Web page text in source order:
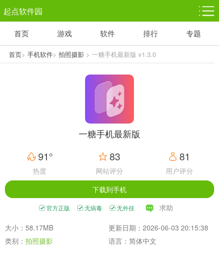
起点软件园
塔防游戏
1千+款游戏
休闲益智
1万+款游戏
体育竞技
5百+款游戏
赛车竞速
3百+款游戏
首页 游戏 软件 排行 专题
首页> 手机软件> 拍照摄影 > 一糖手机最新版 v1.3.0
一糖手机最新版
91°
热度
83
网站评分
81
用户评分
下载到手机
官方正版 无病毒 无外挂 求助
大小：58.17MB
更新日期：2026-06-03 20:15:38
类别： 拍照摄影 语言：简体中文